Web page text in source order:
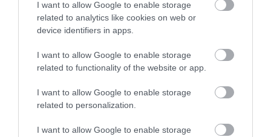
I want to allow Google to enable storage
related to analytics like cookies on web or
device identifiers in apps.
I want to allow Google to enable storage
related to functionality of the website or app.
I want to allow Google to enable storage
related to personalization.
I want to allow Google to enable storage
FÉLREVEZETŐ VOLT AZ AIRBNB NYÍLT LEVELE,